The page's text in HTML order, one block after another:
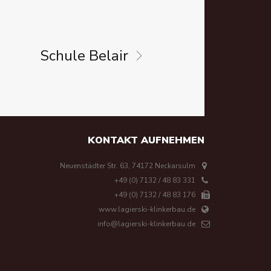
Schule Belair
KONTAKT AUFNEHMEN
Neuenstädter Str. 63, 74172 Neckarsulm
+49 (0) 7132 / 48 83 331
+49 (0) 7132 / 48 83 176
www.lagierski-klinkerbau.de
info@lagierski-klinkerbau.de